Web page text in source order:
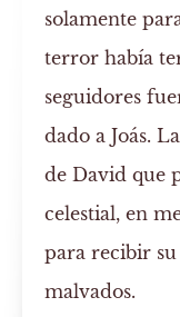
solamente
terror había
seguidores
dado a Joás.
de David que
celestial, en
para recibir
malvados.